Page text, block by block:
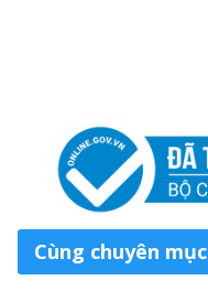
Cùng chuyên mục